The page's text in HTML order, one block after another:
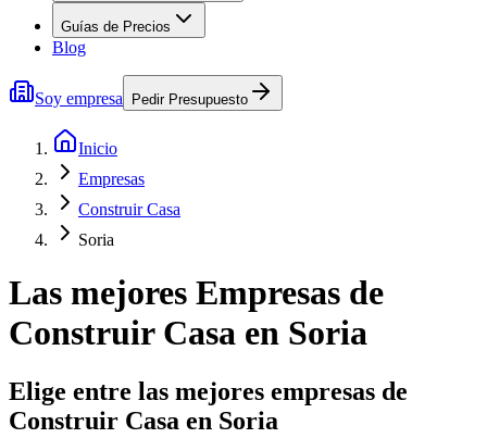
Guías de Precios
Blog
Soy empresa Pedir Presupuesto
Inicio
Empresas
Construir Casa
Soria
Las mejores Empresas de
Construir Casa en Soria
Elige entre las mejores empresas de
Construir Casa en Soria